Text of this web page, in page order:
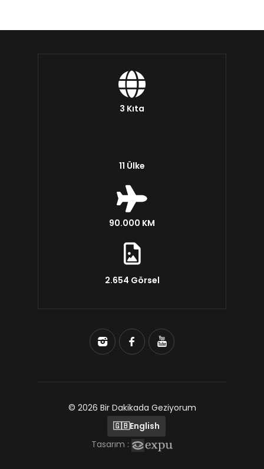
3 Kıta
11 Ülke
90.000 KM
2.654 Görsel
© 2026 Bir Dakikada Geziyorum
🇬🇧English
Tasarım :